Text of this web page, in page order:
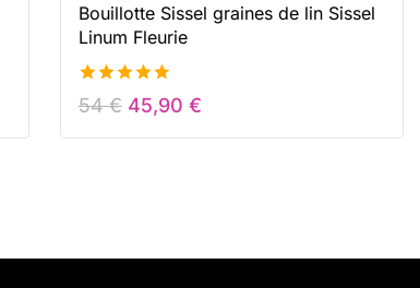
Bouillotte Sissel graines de lin Sissel
Linum Fleurie
4.76
de 5
54€ 45,90 €